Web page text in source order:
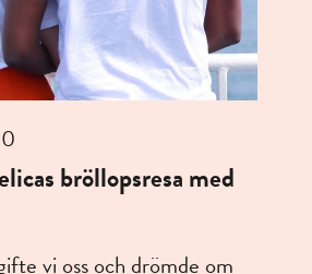
bröllopsresa med
vi oss och drömde om